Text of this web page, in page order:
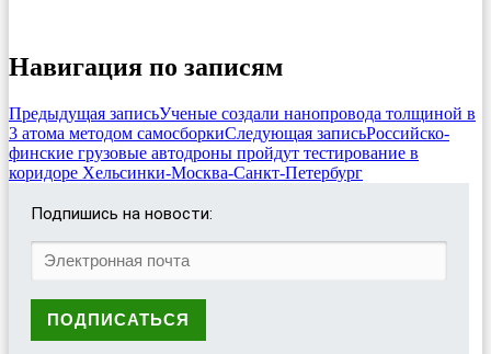
Навигация по записям
Предыдущая записьУченые создали нанопровода толщиной в
3 атома методом самосборкиСледующая записьРоссийско-
финские грузовые автодроны пройдут тестирование в
коридоре Хельсинки-Москва-Санкт-Петербург
Подпишись на новости: